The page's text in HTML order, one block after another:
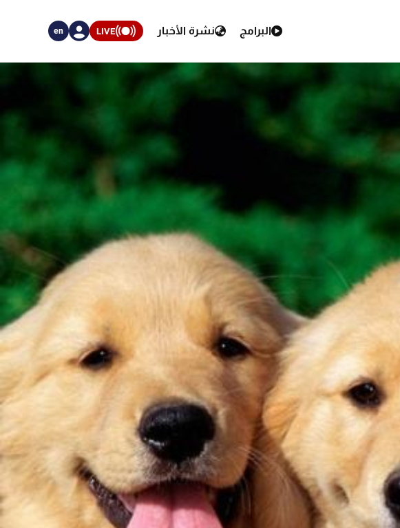
البرامج نشرة الأخبار LIVE
en